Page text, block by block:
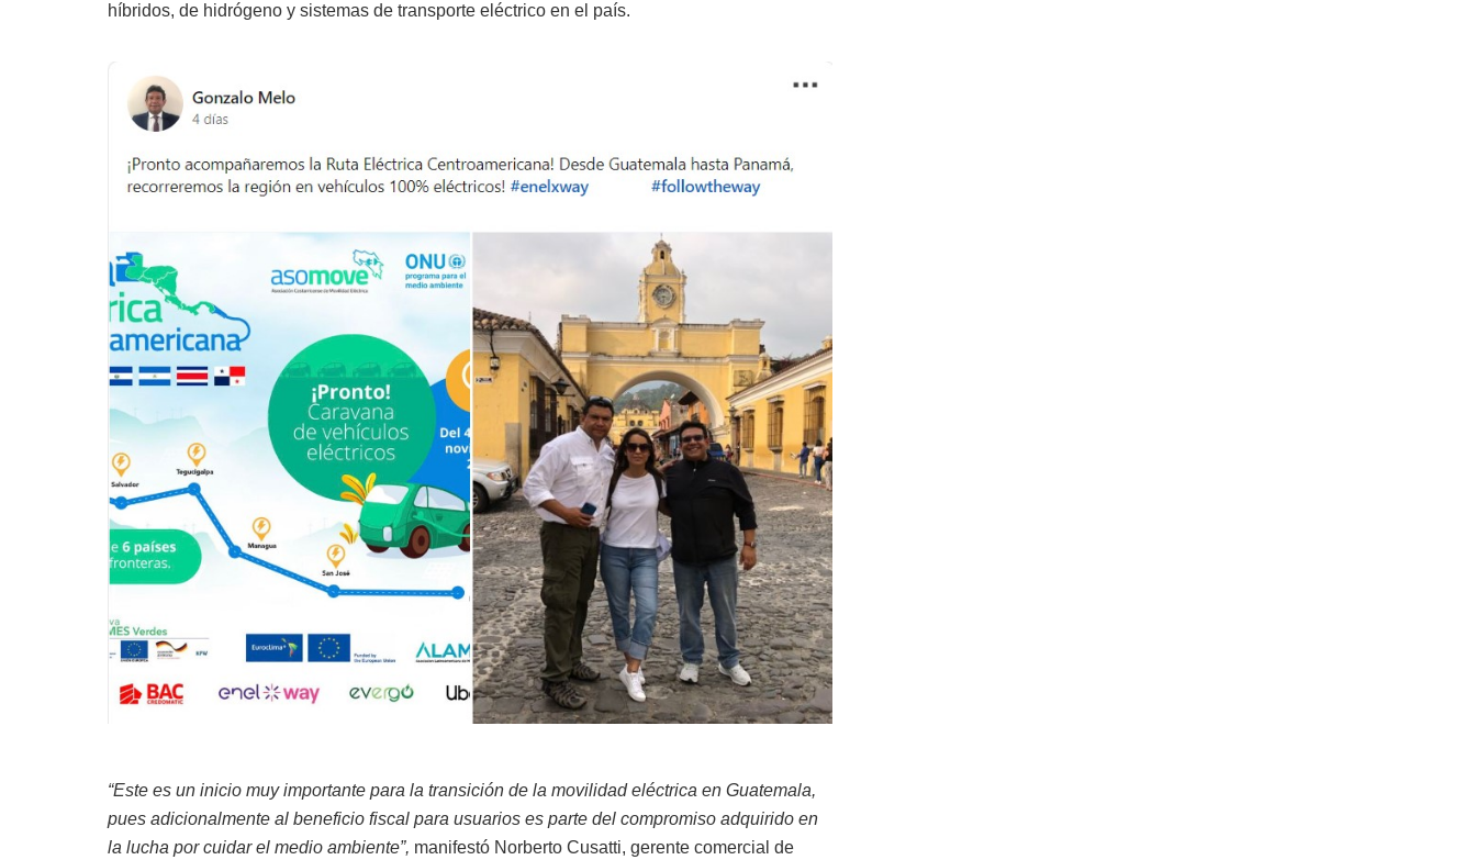
híbridos, de hidrógeno y sistemas de transporte eléctrico en el país.
“Este es un inicio muy importante para la transición de la movilidad eléctrica en Guatemala,
pues adicionalmente al beneficio fiscal para usuarios es parte del compromiso adquirido en
la lucha por cuidar el medio ambiente”, manifestó Norberto Cusatti, gerente comercial de